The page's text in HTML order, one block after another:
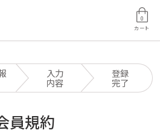
カート
0
入力
内容
登録
完了
員規約